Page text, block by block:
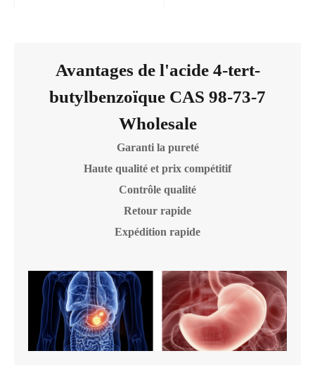
Avantages de l'acide 4-tert-
butylbenzoïque CAS 98-73-7
Wholesale
Garanti la pureté
Haute qualité et prix compétitif
Contrôle qualité
Retour rapide
Expédition rapide